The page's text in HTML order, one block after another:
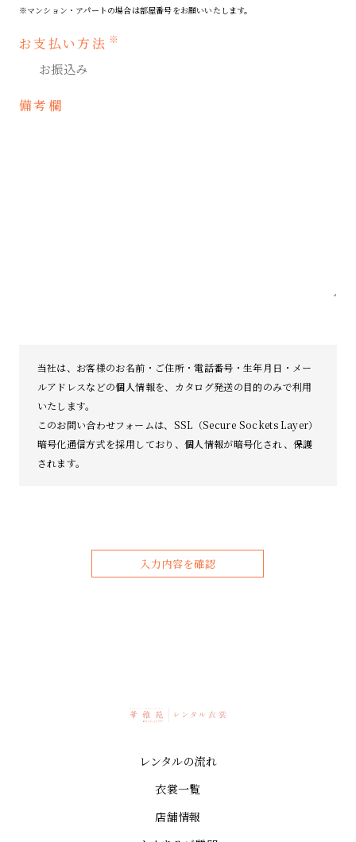
※マンション・アパートの場合は部屋番号をお願いいたします。
お支払い方法 ※
お振込み
備考欄
当社は、お客様のお名前・ご住所・電話番号・生年月日・メー
ルアドレスなどの個人情報を、カタログ発送の目的のみで利用
いたします。
このお問い合わせフォームは、SSL（Secure Sockets Layer）
暗号化通信方式を採用しており、個人情報が暗号化され、保護
されます。
入力内容を確認
レンタルの流れ
衣裳一覧
店舗情報